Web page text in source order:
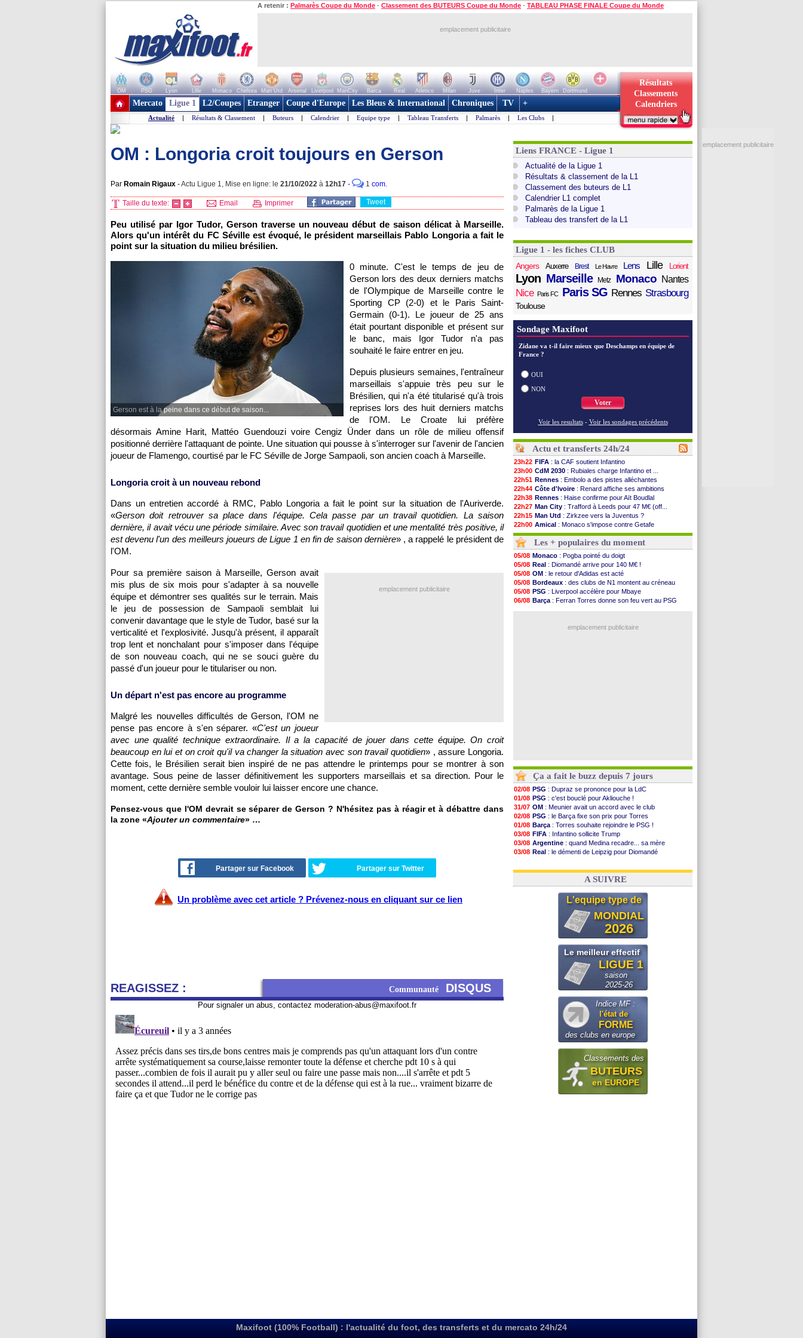
A retenir : Palmarès Coupe du Monde - Classement des BUTEURS Coupe du Monde - TABLEAU PHASE FINALE Coupe du Monde
emplacement publicitaire
OM PSG Lyon Lille Monaco Chelsea Man Utd Arsenal Liverpool ManCity Barca Real Atletico Milan Juve Inter Naples Bayern
Dortmund
+ de clubs
Résultats
Classements
Calendriers
Mercato Ligue 1 L2/Coupes Etranger Coupe d'Europe Les Bleus & International Chroniques TV +
Actualité | Résultats & Classement | Buteurs | Calendrier | Equipe type | Tableau Transferts | Palmarès | Les Clubs |
OM : Longoria croit toujours en Gerson
Par Romain Rigaux -Actu Ligue 1, Mise en ligne: le 21/10/2022 à 12h17 - 1 com.
Taille du texte: Email Imprimer Tweet
Peu utilisé par Igor Tudor, Gerson traverse un nouveau début de saison délicat à Marseille.
Alors qu'un intérêt du FC Séville est évoqué, le président marseillais Pablo Longoria a fait le
point sur la situation du milieu brésilien.
Gerson est à la peine dans ce début de saison...
0 minute. C'est le temps de jeu de
Gerson lors des deux derniers matchs
de l'Olympique de Marseille contre le
Sporting CP (2-0) et le Paris Saint-
Germain (0-1). Le joueur de 25 ans
était pourtant disponible et présent sur
le banc, mais Igor Tudor n'a pas
souhaité le faire entrer en jeu.
Depuis plusieurs semaines, l'entraîneur
marseillais s'appuie très peu sur le
Brésilien, qui n'a été titularisé qu'à trois
reprises lors des huit derniers matchs
de l'OM. Le Croate lui préfère
désormais Amine Harit, Mattéo Guendouzi voire Cengiz Ünder dans un rôle de milieu offensif
positionné derrière l'attaquant de pointe. Une situation qui pousse à s'interroger sur l'avenir de l'ancien
joueur de Flamengo, courtisé par le FC Séville de Jorge Sampaoli, son ancien coach à Marseille.
Longoria croit à un nouveau rebond
Dans un entretien accordé à RMC, Pablo Longoria a fait le point sur la situation de l'Auriverde.
«Gerson doit retrouver sa place dans l'équipe. Cela passe par un travail quotidien. La saison
dernière, il avait vécu une période similaire. Avec son travail quotidien et une mentalité très positive, il
est devenu l'un des meilleurs joueurs de Ligue 1 en fin de saison dernière» , a rappelé le président de
l'OM.
emplacement publicitaire
Pour sa première saison à Marseille, Gerson avait
mis plus de six mois pour s'adapter à sa nouvelle
équipe et démontrer ses qualités sur le terrain. Mais
le jeu de possession de Sampaoli semblait lui
convenir davantage que le style de Tudor, basé sur la
verticalité et l'explosivité. Jusqu'à présent, il apparaît
trop lent et nonchalant pour s'imposer dans l'équipe
de son nouveau coach, qui ne se souci guère du
passé d'un joueur pour le titulariser ou non.
Un départ n'est pas encore au programme
Malgré les nouvelles difficultés de Gerson, l'OM ne
pense pas encore à s'en séparer. «C'est un joueur
avec une qualité technique extraordinaire. Il a la capacité de jouer dans cette équipe. On croit
beaucoup en lui et on croit qu'il va changer la situation avec son travail quotidien» , assure Longoria.
Cette fois, le Brésilien serait bien inspiré de ne pas attendre le printemps pour se montrer à son
avantage. Sous peine de lasser définitivement les supporters marseillais et sa direction. Pour le
moment, cette dernière semble vouloir lui laisser encore une chance.
Pensez-vous que l'OM devrait se séparer de Gerson ? N'hésitez pas à réagir et à débattre dans
la zone «Ajouter un commentaire» …
Partager sur Facebook Partager sur Twitter
Un problème avec cet article ? Prévenez-nous en cliquant sur ce lien
REAGISSEZ : Communauté DISQUS
Pour signaler un abus, contactez moderation-abus@maxifoot.fr
Liens FRANCE - Ligue 1
Actualité de la Ligue 1
Résultats & classement de la L1
Classement des buteurs de L1
Calendrier L1 complet
Palmarès de la Ligue 1
Tableau des transfert de la L1
Ligue 1 - les fiches CLUB
Angers
Auxerre Brest Le Havre Lens Lille Lorient
Lyon Marseille Metz Monaco Nantes
Nice Paris FC Paris SG Rennes Strasbourg
Toulouse
Sondage Maxifoot
Zidane va t-il faire mieux que Deschamps en équipe de
France ?
OUI
NON
Voter
Voir les resultats - Voir les sondages précédents
Actu et transferts 24h/24
23h22 FIFA : la CAF soutient Infantino
23h00 CdM 2030 : Rubiales charge Infantino et ...
22h51 Rennes : Embolo a des pistes alléchantes
22h44 Côte d'Ivoire : Renard affiche ses ambitions
22h38 Rennes : Haise confirme pour Aït Boudlal
22h27 Man City : Trafford à Leeds pour 47 M€ (off...
22h15 Man Utd : Zirkzee vers la Juventus ?
22h00 Amical : Monaco s'impose contre Getafe
21h48 Nantes: Der Zakarian et sa relation avec Kita
21h39
OM: le club prêt à libérer Kondogbia ?
21h26 Monaco: le message touchant d'Akliouche
21h05
FIFA: Tebas en remet une couche
20h47
FIFA : l'UEFA maintient la pression
20h30
PSG: Tebas encense Luis Enrique
20h18
Real: Vinicius jusqu'en 2032 (officiel)
20h04
Lyon: Mangala va rejoindre Getafe
19h47
OM: une offre refusée pour Aguerd
: Akliouche a signé (officiel)
Les + populaires du moment
05/08 Monaco : Pogba pointé du doigt
05/08 Real : Diomandé arrive pour 140 M€ !
05/08 OM : le retour d'Adidas est acté
05/08 Bordeaux : des clubs de N1 montent au créneau
05/08 PSG : Liverpool accélère pour Mbaye
06/08 Barça : Ferran Torres donne son feu vert au PSG
emplacement publicitaire
Ça a fait le buzz depuis 7 jours
02/08 PSG : Dupraz se prononce pour la LdC
01/08 PSG : c'est bouclé pour Akliouche !
31/07 OM : Meunier avait un accord avec le club
02/08 PSG : le Barça fixe son prix pour Torres
01/08 Barça : Torres souhaite rejoindre le PSG !
03/08 FIFA : Infantino sollicite Trump
03/08 Argentine : quand Medina recadre... sa mère
03/08 Real : le démenti de Leipzig pour Diomandé
31/07 FIFA: le conseiller d'Infantino démissionne !
A SUIVRE
L'equipe type de
MONDIAL
2026
Le meilleur effectif
LIGUE 1
saison
2025-26
Indice MF :
l'état de
FORME
des clubs en europe
Classements des
BUTEURS
en EUROPE
emplacement publicitaire
Maxifoot (100% Football) : l'actualité du foot, des transferts et du mercato 24h/24